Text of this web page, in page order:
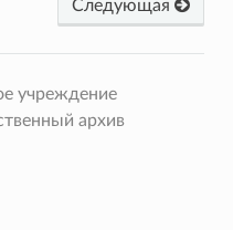
Следующая
учреждение
архив